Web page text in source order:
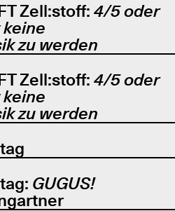
Zell:stoff: 4/5 oder
keine
zu werden
Zell:stoff: 4/5 oder
keine
zu werden
GUGUS!